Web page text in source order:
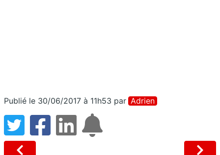
Publié le 30/06/2017 à 11h53 par Adrien